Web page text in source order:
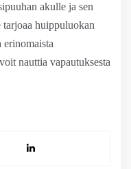
akulle ja sen
huippuluokan
erinomaista
nauttia vapautuksesta